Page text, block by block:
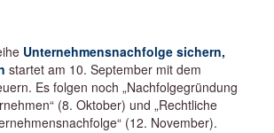
Unternehmensnachfolge sichern,
startet am 10. September mit dem
Es folgen noch „Nachfolgegründung
(8. Oktober) und „Rechtliche
(12. November).